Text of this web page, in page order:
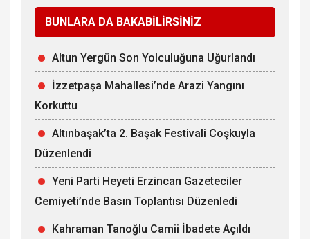
BUNLARA DA BAKABİLİRSİNİZ
Altun Yergün Son Yolculuğuna Uğurlandı
İzzetpaşa Mahallesi’nde Arazi Yangını
Korkuttu
Altınbaşak’ta 2. Başak Festivali Coşkuyla
Düzenlendi
Yeni Parti Heyeti Erzincan Gazeteciler
Cemiyeti’nde Basın Toplantısı Düzenledi
Kahraman Tanoğlu Camii İbadete Açıldı